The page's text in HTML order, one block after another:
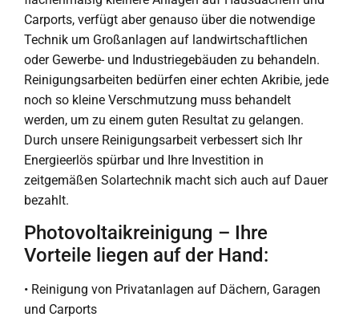
Carports, verfügt aber genauso über die notwendige
Technik um Großanlagen auf landwirtschaftlichen
oder Gewerbe- und Industriegebäuden zu behandeln.
Reinigungsarbeiten bedürfen einer echten Akribie, jede
noch so kleine Verschmutzung muss behandelt
werden, um zu einem guten Resultat zu gelangen.
Durch unsere Reinigungsarbeit verbessert sich Ihr
Energieerlös spürbar und Ihre Investition in
zeitgemäßen Solartechnik macht sich auch auf Dauer
bezahlt.
Photovoltaikreinigung – Ihre
Vorteile liegen auf der Hand:
• Reinigung von Privatanlagen auf Dächern, Garagen
und Carports